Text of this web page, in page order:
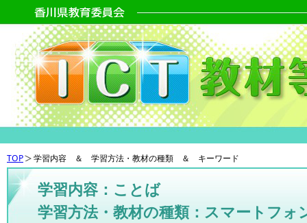
TOP 学習内容 ＆ 学習方法・教材の種類 ＆ キーワード
学習内容：ことば
学習方法・教材の種類：スマートフォ